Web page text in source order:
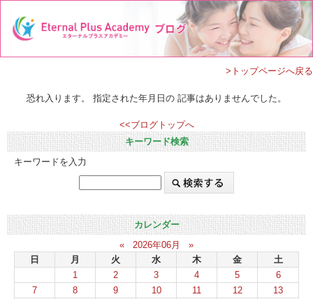
>トップページへ戻る
恐れ入ります。 指定された年月日の 記事はありませんでした。
<<ブログトップへ
キーワード検索
キーワードを入力
カレンダー
«
2026年06月
»
日
月 火 水 木 金
土
1
2 3 4 5
6
7
8 9 10 11 12
13